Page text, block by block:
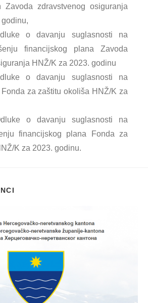
Zavoda zdravstvenog osiguranja
o davanju suglasnosti na
financijskog plana Zavoda
HNŽ/K za 2023. godinu
o davanju suglasnosti na
za zaštitu okoliša HNŽ/K za
o davanju suglasnosti na
financijskog plana Fonda za
K za 2023. godinu.